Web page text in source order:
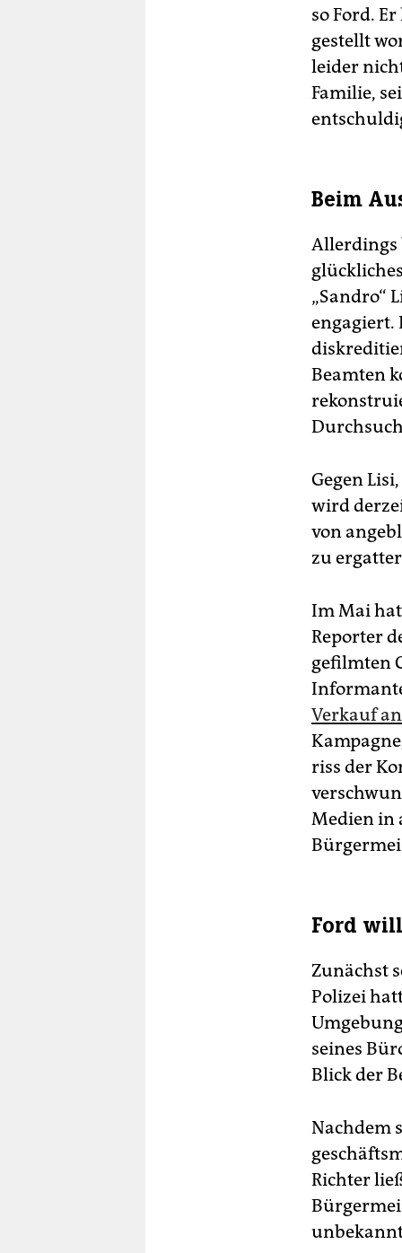
so Ford.
gestellt
leider
Familie,
Beim
Allerdings
„Sandro“
engagiert.
Beamten
Gegen
wird
von
zu
Im Mai
Reporter
gefilmten
Verkauf
riss der
Medien in
Ford
Zunächst
Polizei
seines
Blick der
Nachdem
Richter